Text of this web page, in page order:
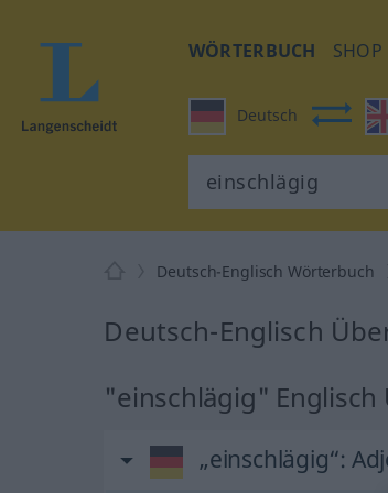
WÖRTERBUCH SHOP
Deutsch
Deutsch-Englisch Wörterbuch
Deutsch-Englisch
"einschlägig" Englisch
„einschlägig“: